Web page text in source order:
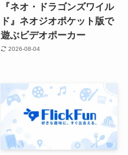
『ネオ・ドラゴンズワイル
ド』ネオジオポケット版で
遊ぶビデオポーカー
2026-08-04